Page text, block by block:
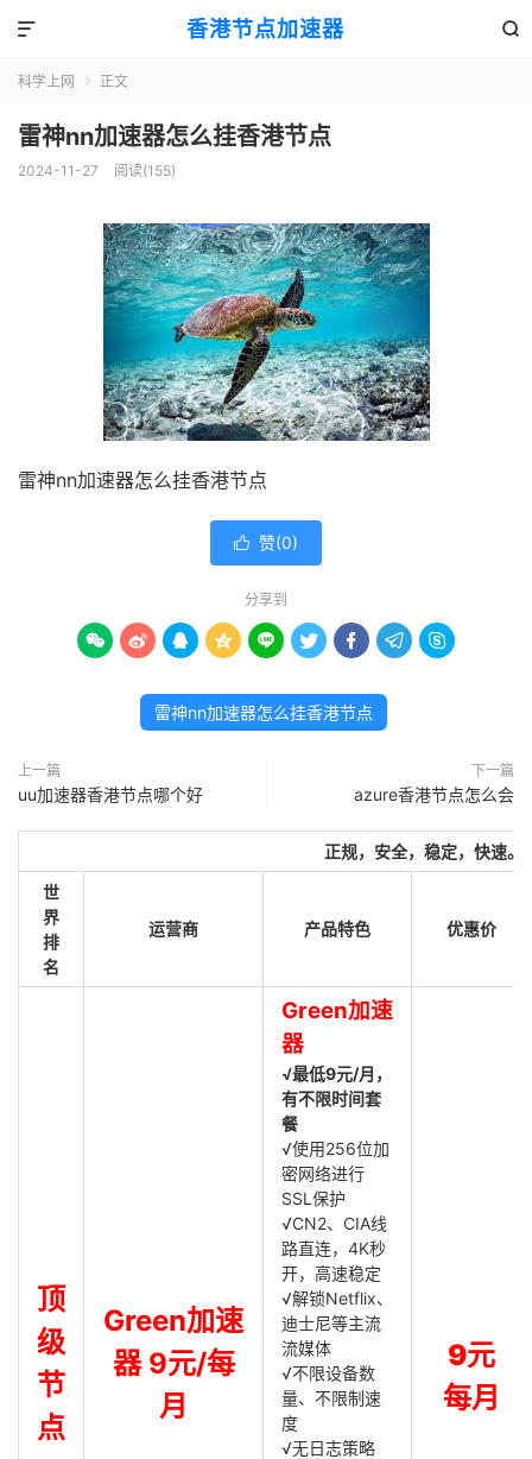
香港节点加速器 

科学上网  正文
雷神nn加速器怎么挂香港节点
2024-11-27 阅读(155)
雷神nn加速器怎么挂香港节点
 赞(0)
分享到
        
雷神nn加速器怎么挂香港节点
上一篇
uu加速器香港节点哪个好
下一篇
azure香港节点怎么会
正规，安全，稳定，快速。
世
界
排
名
运营商 产品特色 优惠价
顶
级
节
点
Green加速
器 9元/每
月
Green加速
器
√最低9元/月，
有不限时间套
餐
√使用256位加
密网络进行
SSL保护
√CN2、CIA线
路直连，4K秒
开，高速稳定
√解锁Netflix、
迪士尼等主流
流媒体
√不限设备数
量、不限制速
度
√无日志策略
9元
每月